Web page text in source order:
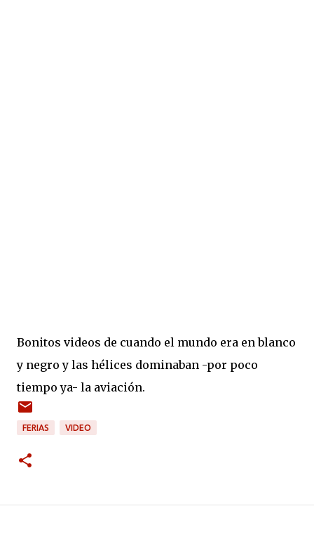
Bonitos videos de cuando el mundo era en blanco
y negro y las hélices dominaban -por poco
tiempo ya- la aviación.
FERIAS VIDEO